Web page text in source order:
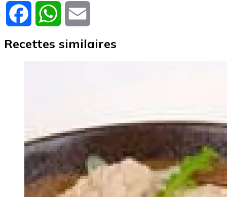
Facebook WhatsApp
Recettes similaires